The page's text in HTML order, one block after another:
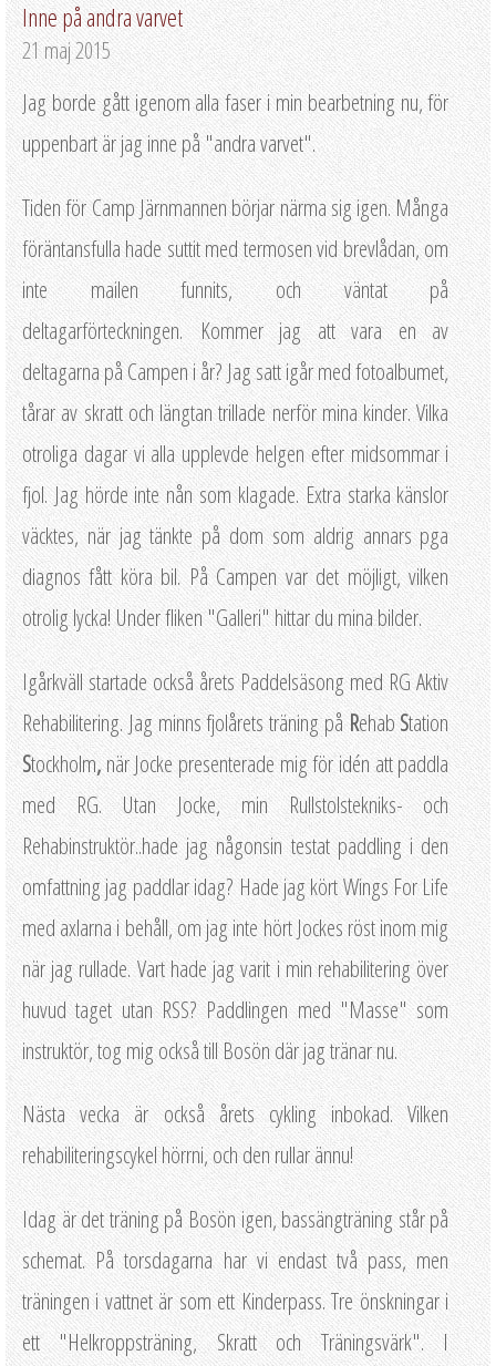
Inne på andra varvet
21 maj 2015
Jag borde gått igenom alla faser i min bearbetning nu, för
uppenbart är jag inne på "andra varvet".
Tiden för Camp Järnmannen börjar närma sig igen. Många
föräntansfulla hade suttit med termosen vid brevlådan, om
inte mailen funnits, och väntat på
deltagarförteckningen. Kommer jag att vara en av
deltagarna på Campen i år? Jag satt igår med fotoalbumet,
tårar av skratt och längtan trillade nerför mina kinder. Vilka
otroliga dagar vi alla upplevde helgen efter midsommar i
fjol. Jag hörde inte nån som klagade. Extra starka känslor
väcktes, när jag tänkte på dom som aldrig annars pga
diagnos fått köra bil. På Campen var det möjligt, vilken
otrolig lycka! Under fliken "Galleri" hittar du mina bilder.
Igårkväll startade också årets Paddelsäsong med RG Aktiv
Rehabilitering. Jag minns fjolårets träning påRehabStation
Stockholm,när Jocke presenterade mig för idén att paddla
med RG. Utan Jocke, min Rullstolstekniks- och
Rehabinstruktör..hade jag någonsin testat paddling i den
omfattning jag paddlar idag? Hade jag kört Wings For Life
med axlarna i behåll, om jag inte hört Jockes röst inom mig
när jag rullade. Vart hade jag varit i min rehabilitering över
huvud taget utan RSS? Paddlingen med "Masse" som
instruktör, tog mig också till Bosön där jag tränar nu.
Nästa vecka är också årets cykling inbokad. Vilken
rehabiliteringscykel hörrni, och den rullar ännu!
Idag är det träning på Bosön igen, bassängträning står på
schemat. På torsdagarna har vi endast två pass, men
träningen i vattnet är som ett Kinderpass. Tre önskningar i
ett "Helkroppsträning, Skratt och Träningsvärk". I